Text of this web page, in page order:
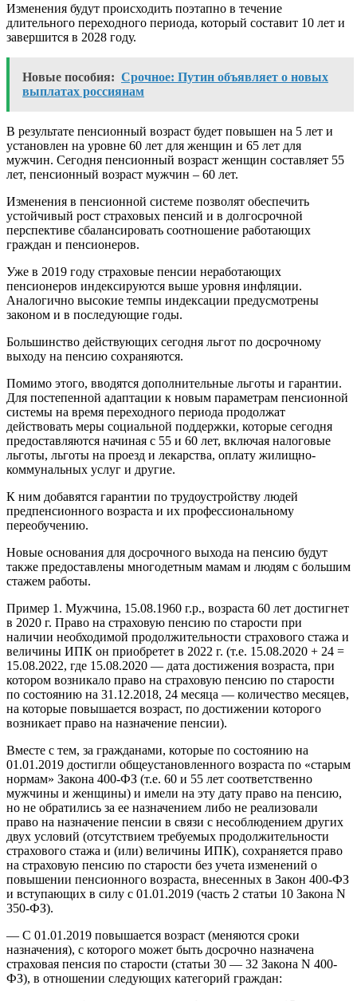
Изменения будут происходить поэтапно в течение
длительного переходного периода, который составит 10 лет и
завершится в 2028 году.
Новые пособия: Срочное: Путин объявляет о новых
выплатах россиянам
В результате пенсионный возраст будет повышен на 5 лет и
установлен на уровне 60 лет для женщин и 65 лет для
мужчин. Сегодня пенсионный возраст женщин составляет 55
лет, пенсионный возраст мужчин – 60 лет.
Изменения в пенсионной системе позволят обеспечить
устойчивый рост страховых пенсий и в долгосрочной
перспективе сбалансировать соотношение работающих
граждан и пенсионеров.
Уже в 2019 году страховые пенсии неработающих
пенсионеров индексируются выше уровня инфляции.
Аналогично высокие темпы индексации предусмотрены
законом и в последующие годы.
Большинство действующих сегодня льгот по досрочному
выходу на пенсию сохраняются.
Помимо этого, вводятся дополнительные льготы и гарантии.
Для постепенной адаптации к новым параметрам пенсионной
системы на время переходного периода продолжат
действовать меры социальной поддержки, которые сегодня
предоставляются начиная с 55 и 60 лет, включая налоговые
льготы, льготы на проезд и лекарства, оплату жилищно-
коммунальных услуг и другие.
К ним добавятся гарантии по трудоустройству людей
предпенсионного возраста и их профессиональному
переобучению.
Новые основания для досрочного выхода на пенсию будут
также предоставлены многодетным мамам и людям с большим
стажем работы.
Пример 1. Мужчина, 15.08.1960 г.р., возраста 60 лет достигнет
в 2020 г. Право на страховую пенсию по старости при
наличии необходимой продолжительности страхового стажа и
величины ИПК он приобретет в 2022 г. (т.е. 15.08.2020 + 24 =
15.08.2022, где 15.08.2020 — дата достижения возраста, при
котором возникало право на страховую пенсию по старости
по состоянию на 31.12.2018, 24 месяца — количество месяцев,
на которые повышается возраст, по достижении которого
возникает право на назначение пенсии).
Вместе с тем, за гражданами, которые по состоянию на
01.01.2019 достигли общеустановленного возраста по «старым
нормам» Закона 400-ФЗ (т.е. 60 и 55 лет соответственно
мужчины и женщины) и имели на эту дату право на пенсию,
но не обратились за ее назначением либо не реализовали
право на назначение пенсии в связи с несоблюдением других
двух условий (отсутствием требуемых продолжительности
страхового стажа и (или) величины ИПК), сохраняется право
на страховую пенсию по старости без учета изменений о
повышении пенсионного возраста, внесенных в Закон 400-ФЗ
и вступающих в силу с 01.01.2019 (часть 2 статьи 10 Закона N
350-ФЗ).
— С 01.01.2019 повышается возраст (меняются сроки
назначения), с которого может быть досрочно назначена
страховая пенсия по старости (статьи 30 — 32 Закона N 400-
ФЗ), в отношении следующих категорий граждан: